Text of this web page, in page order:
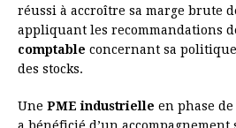
réussi à accroître sa marge brute
appliquant les recommandations
comptable concernant sa
des stocks.
Une PME industrielle en phase